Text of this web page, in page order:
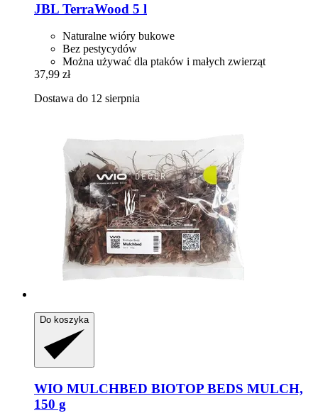
JBL TerraWood 5 l
Naturalne wióry bukowe
Bez pestycydów
Można używać dla ptaków i małych zwierząt
37,99 zł
Dostawa do 12 sierpnia
Do koszyka
WIO MULCHBED BIOTOP BEDS MULCH,
150 g